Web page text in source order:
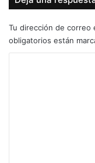
Tu dirección de correo
obligatorios están